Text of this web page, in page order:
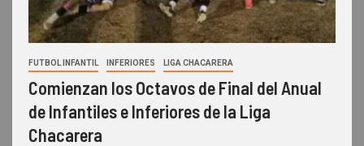
FUTBOL INFANTIL INFERIORES LIGA CHACARERA
Comienzan los Octavos de Final del Anual
de Infantiles e Inferiores de la Liga
Chacarera